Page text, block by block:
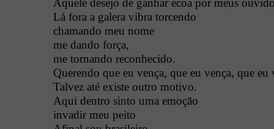
Aquele desejo de ganhar ecoa por meus
Lá fora a galera vibra torcendo
chamando meu nome
me dando força,
me tornando reconhecido.
Querendo que eu vença, que eu vença, que eu
Talvez até existe outro motivo.
Aqui dentro sinto uma emoção
invadir meu peito